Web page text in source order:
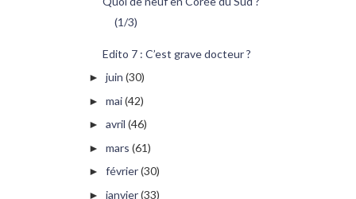
(1/3)
Edito 7 : C’est grave docteur ?
► juin (30)
► mai(42)
► avril (46)
► mars (61)
► février(30)
► janvier(33)